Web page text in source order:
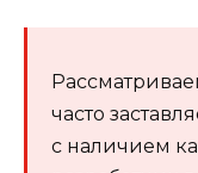
часто
с наличием